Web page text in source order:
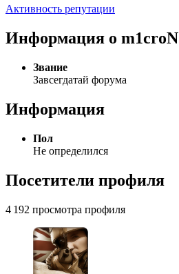
Активность репутации
Информация о m1croN
Звание
Завсегдатай форума
Информация
Пол
Не определился
Посетители профиля
4 192 просмотра профиля